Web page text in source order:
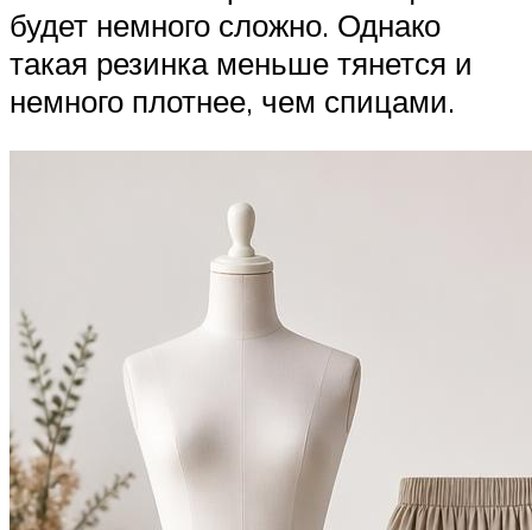
будет немного сложно. Однако
такая резинка меньше тянется и
немного плотнее, чем спицами.